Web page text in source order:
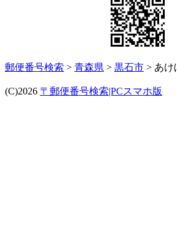
郵便番号検索 > 青森県 > 黒石市 > あけ
(C)2026 〒郵便番号検索|PCスマホ版